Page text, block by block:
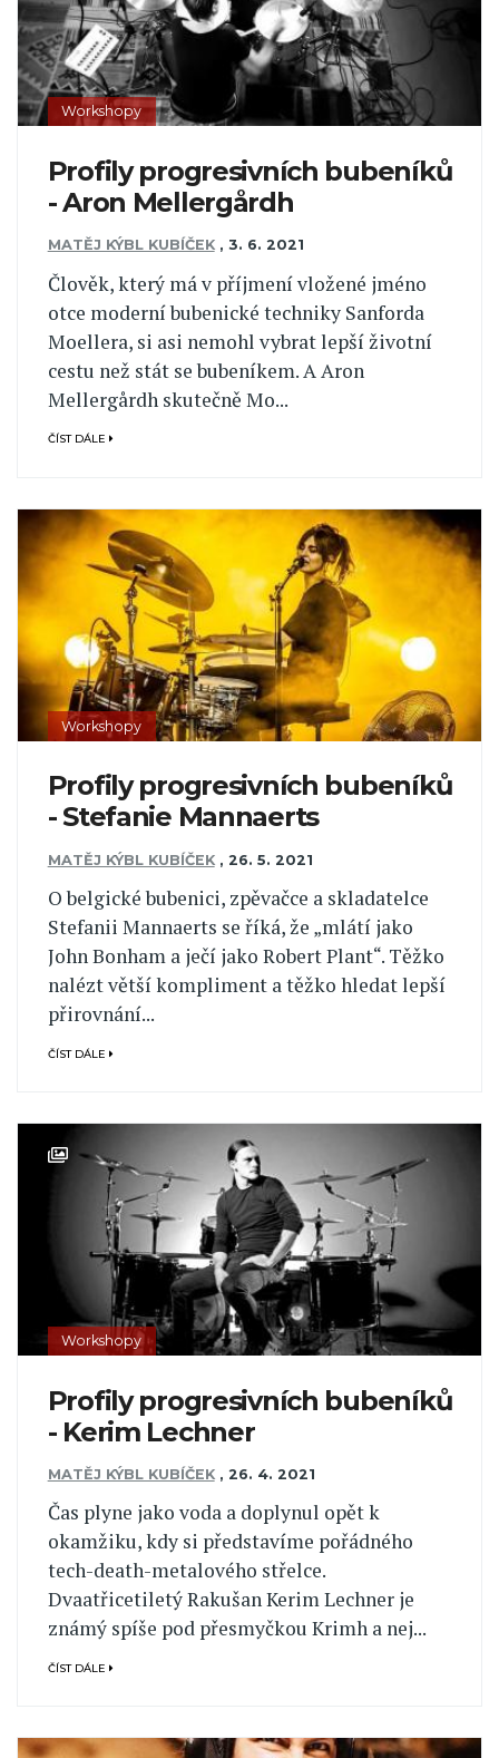
Workshopy
Profily progresivních bubeníků
- Aron Mellergårdh
MATĚJ KÝBL KUBÍČEK , 3. 6. 2021
Člověk, který má v příjmení vložené jméno
otce moderní bubenické techniky Sanforda
Moellera, si asi nemohl vybrat lepší životní
cestu než stát se bubeníkem. A Aron
Mellergårdh skutečně Mo...
ČÍST DÁLE
Workshopy
Profily progresivních bubeníků
- Stefanie Mannaerts
MATĚJ KÝBL KUBÍČEK , 26. 5. 2021
O belgické bubenici, zpěvačce a skladatelce
Stefanii Mannaerts se říká, že „mlátí jako
John Bonham a ječí jako Robert Plant“. Těžko
nalézt větší kompliment a těžko hledat lepší
přirovnání...
ČÍST DÁLE
Workshopy
Profily progresivních bubeníků
- Kerim Lechner
MATĚJ KÝBL KUBÍČEK , 26. 4. 2021
Čas plyne jako voda a doplynul opět k
okamžiku, kdy si představíme pořádného
tech-death-metalového střelce.
Dvaatřicetiletý Rakušan Kerim Lechner je
známý spíše pod přesmyčkou Krimh a nej...
ČÍST DÁLE